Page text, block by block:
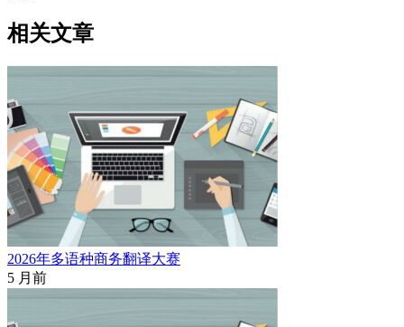
相关文章
2026年多语种商务翻译大赛
5 月前